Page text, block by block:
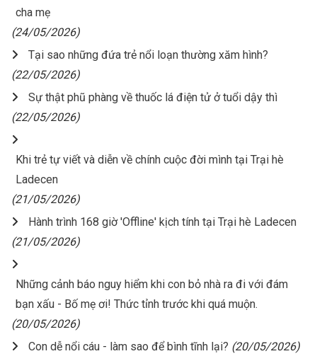
cha mẹ
(24/05/2026)
Tại sao những đứa trẻ nổi loạn thường xăm hình?
(22/05/2026)
Sự thật phũ phàng về thuốc lá điện tử ở tuổi dậy thì
(22/05/2026)
Khi trẻ tự viết và diễn về chính cuộc đời mình tại Trại hè
Ladecen
(21/05/2026)
Hành trình 168 giờ 'Offline' kịch tính tại Trại hè Ladecen
(21/05/2026)
Những cảnh báo nguy hiểm khi con bỏ nhà ra đi với đám
bạn xấu - Bố mẹ ơi! Thức tỉnh trước khi quá muộn.
(20/05/2026)
Con dễ nổi cáu - làm sao để bình tĩnh lại? (20/05/2026)